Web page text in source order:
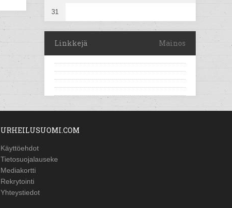
31
Linkkejä Mainos
URHEILUSUOMI.COM
Käyttöehdot
Tietosuojalauseke
Mediakortti
Rekrytointi
Yhteystiedot